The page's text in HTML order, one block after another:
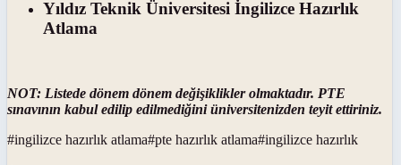
Yıldız Teknik Üniversitesi İngilizce Hazırlık
Atlama
NOT: Listede dönem dönem değişiklikler olmaktadır. PTE
sınavının kabul edilip edilmediğini üniversitenizden teyit ettiriniz.
#ingilizce hazırlık atlama#pte hazırlık atlama#ingilizce hazırlık